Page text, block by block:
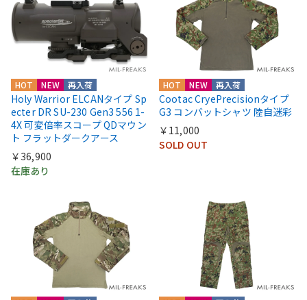
HOT NEW 再入荷
Holy Warrior ELCANタイプ Sp
ecter DR SU-230 Gen3 556 1-
4X 可変倍率スコープ QDマウン
ト フラットダークアース
￥36,900
在庫あり
HOT NEW 再入荷
Cootac CryePrecisionタイプ
G3 コンバットシャツ 陸自迷彩
￥11,000
SOLD OUT